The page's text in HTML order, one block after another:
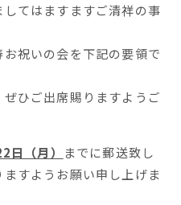
てはますますご清祥の事
祝いの会を下記の要領で
ひご出席賜りますようご
日（月）
までに郵送致し
すようお願い申し上げま